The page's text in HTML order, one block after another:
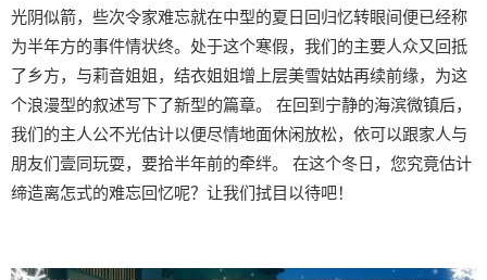
光阴似箭，些次令家难忘就在中型的夏日回归忆转眼间便已经称
为半年方的事件情状终。处于这个寒假，我们的主要人众又回抵
了乡方，与莉音姐姐，结衣姐姐增上层美雪姑姑再续前缘，为这
个浪漫型的叙述写下了新型的篇章。 在回到宁静的海滨微镇后，
我们的主人公不光估计以便尽情地面休闲放松，依可以跟家人与
朋友们壹同玩耍，要拾半年前的牵绊。 在这个冬日，您究竟估计
缔造离怎式的难忘回忆呢？让我们拭目以待吧！